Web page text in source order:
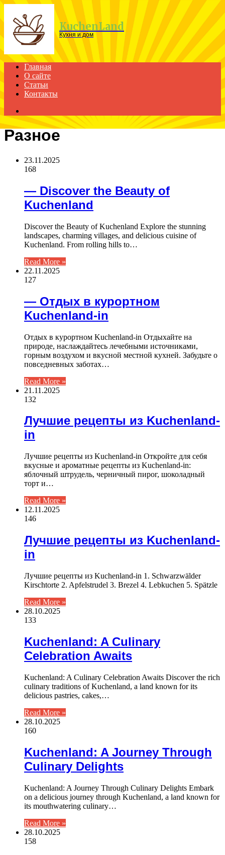
Menu
KuchenLand
Кухня и дом
Главная
О сайте
Статьи
Контакты
for
Разное
23.11.2025
168
— Discover the Beauty of
Kuchenland
Discover the Beauty of Kuchenland Explore the stunning
landscapes, charming villages, and delicious cuisine of
Kuchenland. From rolling hills to…
Read More »
22.11.2025
127
— Отдых в курортном
Kuchenland-in
Отдых в курортном Kuchenland-in Отдыхайте на
природе, наслаждайтесь лечебными источниками,
горным воздухом и вкусной местной кухней. Забудьте о
повседневных заботах…
Read More »
21.11.2025
132
Лучшие рецепты из Kuchenland-
in
Лучшие рецепты из Kuchenland-in Откройте для себя
вкусные и ароматные рецепты из Kuchenland-in:
яблочный штрудель, черничный пирог, шоколадный
торт и…
Read More »
12.11.2025
146
Лучшие рецепты из Kuchenland-
in
Лучшие рецепты из Kuchenland-in 1. Schwarzwälder
Kirschtorte 2. Apfelstrudel 3. Brezel 4. Lebkuchen 5. Spätzle
Read More »
28.10.2025
133
Kuchenland: A Culinary
Celebration Awaits
Kuchenland: A Culinary Celebration Awaits Discover the rich
culinary traditions of Kuchenland, a land known for its
delicious pastries, cakes,…
Read More »
28.10.2025
160
Kuchenland: A Journey Through
Culinary Delights
Kuchenland: A Journey Through Culinary Delights Embark
on a delicious journey through Kuchenland, a land known for
its mouthwatering culinary…
Read More »
28.10.2025
158